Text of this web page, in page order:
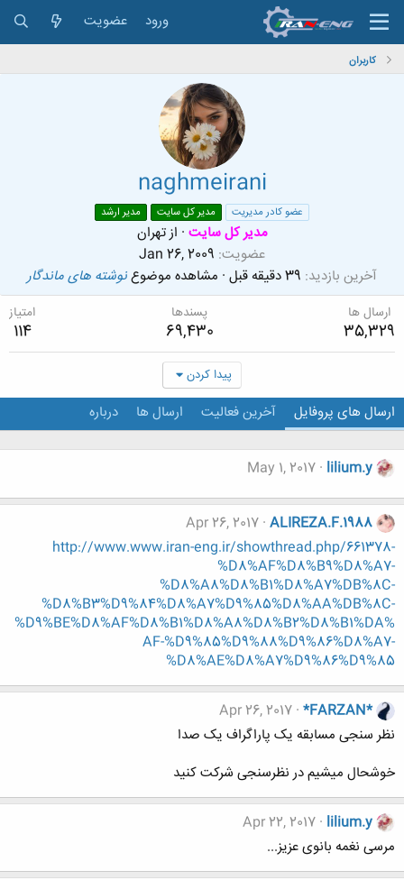
ورود عضویت
کاربران
naghmeirani
عضو کادر مدیریت مدیر کل سایت مدیر ارشد
مدیر کل سایت · ازتهران
عضویت Jan 26, 2009
آخرین بازدید 39 دقیقه قبل · مشاهده موضوعنوشته های ماندگار
ارسال ها
35,329
پسندها
69,430
امتیاز
114
پیدا کردن
ارسال های پروفایل آخرین فعالیت ارسال ها درباره
lilium.y
May 1, 2017
ALIREZA.F.1988
Apr 26, 2017
http://www.www.iran-eng.ir/showthread.php/661378-
%D8%AF%D8%B9%D8%A7-
%D8%A8%D8%B1%D8%A7%DB%8C-
%D8%B3%D9%84%D8%A7%D9%85%D8%AA%DB%8C-
%D9%BE%D8%AF%D8%B1%D8%A8%D8%B2%D8%B1%DA%
AF-%D9%85%D9%88%D9%86%D8%A7-
%D8%AE%D8%A7%D9%86%D9%85
*FARZAN*
Apr 26, 2017
نظر سنجی مسابقه یک پاراگراف یک صدا
خوشحال میشیم در نظرسنجی شرکت کنید
lilium.y
Apr 22, 2017
مرسی نغمه بانوی عزیز...